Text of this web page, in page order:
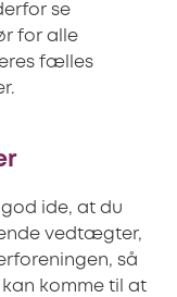
se
for alle
fælles
ide, at du
vedtægter,
så
komme til at